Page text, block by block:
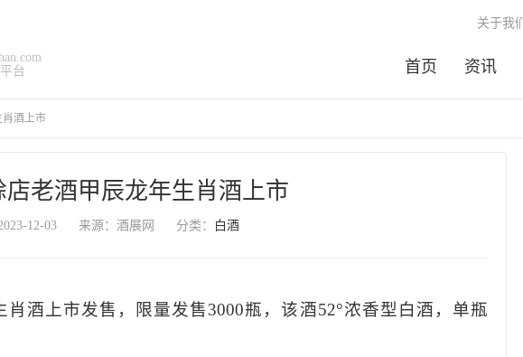
台
首页 资讯
关于我们
肖酒上市
店老酒甲辰龙年生肖酒上市
12-03 来源：酒展网 分类： 白酒
肖酒上市发售，限量发售3000瓶，该酒52°浓香型白酒，单瓶